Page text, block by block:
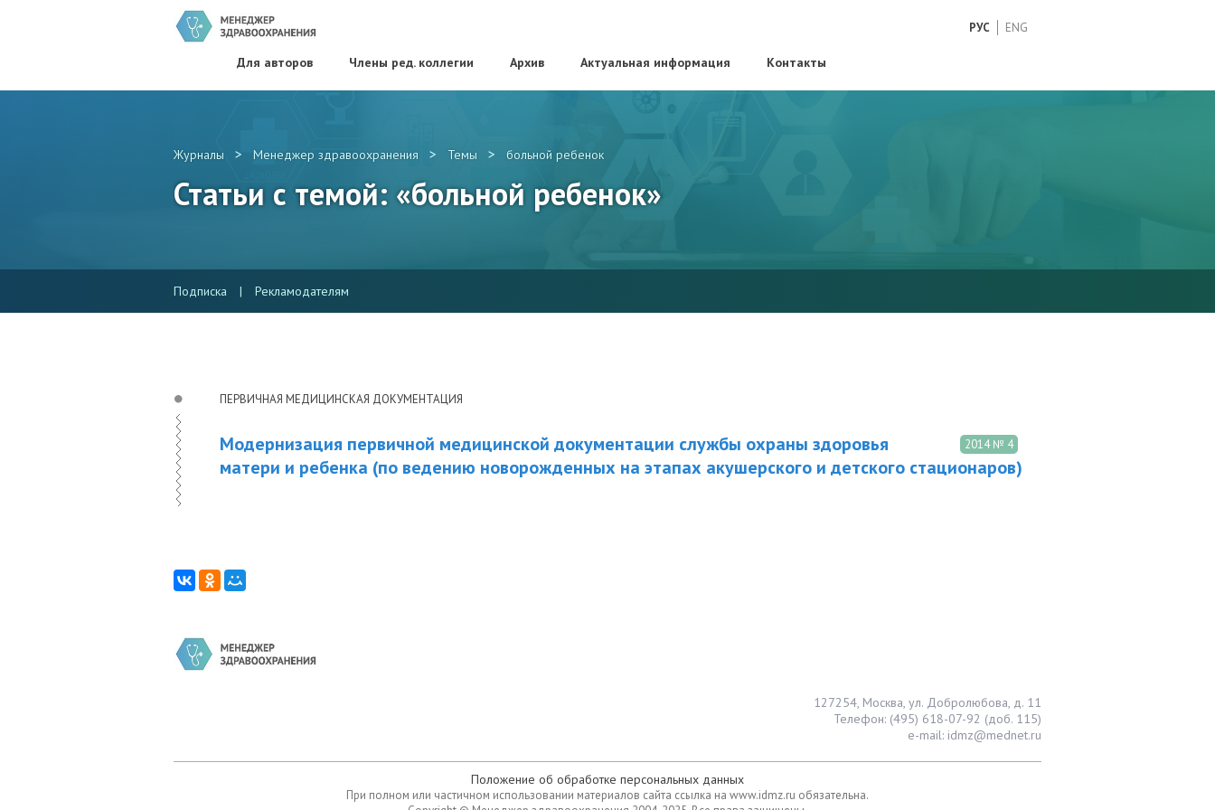
РУС ENG
Для авторов Члены ред. коллегии Архив Актуальная информация Контакты
Журналы > Менеджер здравоохранения > Темы > больной ребенок
Статьи с темой: «больной ребенок»
Подписка | Рекламодателям
ПЕРВИЧНАЯ МЕДИЦИНСКАЯ ДОКУМЕНТАЦИЯ
2014 № 4
Модернизация первичной медицинской документации службы охраны здоровья
матери и ребенка (по ведению новорожденных на этапах акушерского и детского стационаров)
127254, Москва, ул. Добролюбова, д. 11
Телефон: (495) 618-07-92 (доб. 115)
e-mail: idmz@mednet.ru
Положение об обработке персональных данных
При полном или частичном использовании материалов сайта ссылка на www.idmz.ru обязательна.